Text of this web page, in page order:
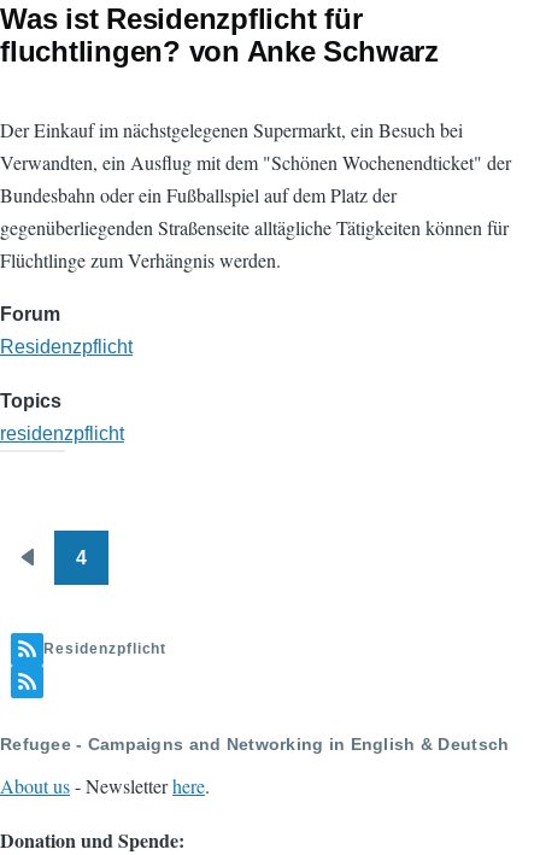
Was ist Residenzpflicht für
fluchtlingen? von Anke Schwarz
Der Einkauf im nächstgelegenen Supermarkt, ein Besuch bei
Verwandten, ein Ausflug mit dem "Schönen Wochenendticket" der
Bundesbahn oder ein Fußballspiel auf dem Platz der
gegenüberliegenden Straßenseite alltägliche Tätigkeiten können für
Flüchtlinge zum Verhängnis werden.
Forum
Residenzpflicht
Topics
residenzpflicht
Pagination
4
Residenzpflicht
Refugee - Campaigns and Networking in English & Deutsch
About us- Newsletterhere.
Donation und Spende: